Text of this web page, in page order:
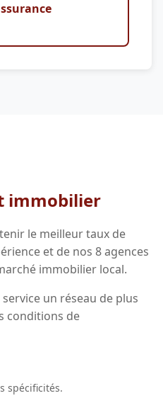
immobilier
le meilleur taux de
et de nos 8 agences
immobilier local.
un réseau de plus
conditions de
spécificités.